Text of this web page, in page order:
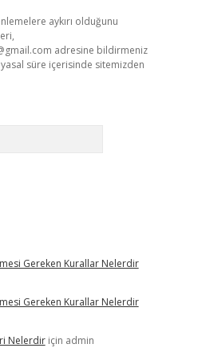
aykırı olduğunu
adresine bildirmeniz
süre içerisinde sitemizden
Gereken Kurallar Nelerdir
Gereken Kurallar Nelerdir
Nelerdiriçin admin